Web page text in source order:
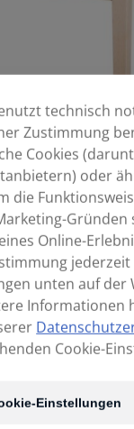
€
technisch
Zustimmung
Cookies
oder
die
Gründen
Online-
unten auf der
Informationen
Cookie-
Einstellungen